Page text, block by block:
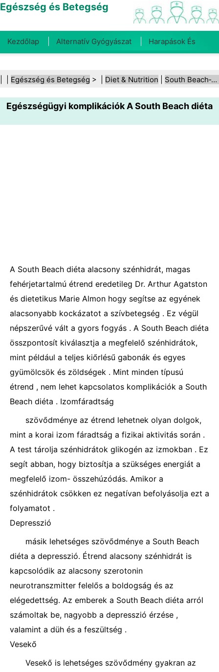
Egészség és Betegség
Kezdőlap Alternatív Gyógyászat Harapások És
Fogegészség Diéta És Táplálkozás Családi
Egészség Egészségügyi Ágazat Mentális Egészség
Közegészségügy És Biztonság Sebészet És
Egészség és Betegség > | Diet & Nutrition South Beach‑diéta
Egészségügyi komplikációk A South Beach diéta
A South Beach diéta alacsony szénhidrát, magas
fehérjetartalmú étrend eredetileg Dr. Arthur Agatston
és dietetikus Marie Almon hogy segítse az egyének
alacsonyabb kockázatot a szívbetegség . Ez végül
népszerűvé vált a gyors fogyás . A South Beach diéta
összpontosít kiválasztja a megfelelő szénhidrátok,
mint például a teljes kiőrlésű gabonák és egyes
gyümölcsök és zöldségek . Mint minden típusú
étrend , nem lehet kapcsolatos komplikációk a South
Beach diéta . Izomfáradtság
szövődménye az étrend lehetnek olyan dolgok,
mint a korai izom fáradtság a fizikai aktivitás során .
A test tárolja szénhidrátok glikogén az izmokban . Ez
segít abban, hogy biztosítja a szükséges energiát a
megfelelő izom- összehúzódás. Amikor a
szénhidrátok csökken ez negatívan befolyásolja ezt a
folyamatot .
Depresszió
másik lehetséges szövődménye a South Beach
diéta a depresszió. Étrend alacsony szénhidrát is
kapcsolódik az alacsony szerotonin
neurotranszmitter felelős a boldogság és az
elégedettség. Az emberek a South Beach diéta arról
számoltak be, nagyobb a depresszió érzése ,
valamint a düh és a feszültség .
Vesekő
Vesekő is lehetséges szövődmény gyakran az